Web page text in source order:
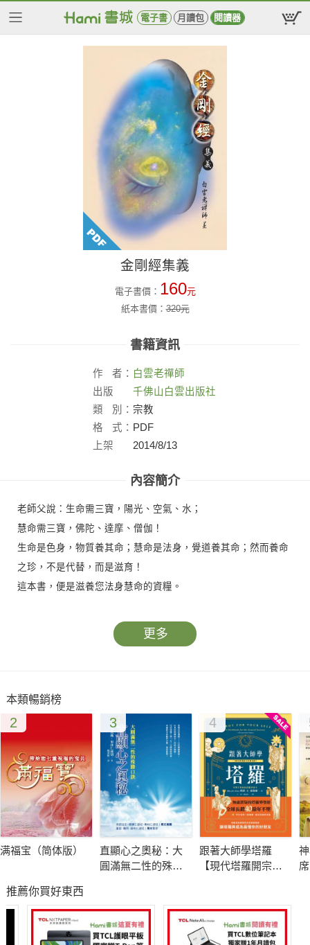
電子書 月讀包 閱讀器
金剛經集義
電子書價： 160元
紙本書價：320元
書籍資訊
作 者： 白雲老禪師
出版
社：
千佛山白雲出版社
類
別： 宗教
格
式： PDF
上架
2014/8/13
內容簡介
老師父說：生命需三寶，陽光、空氣、水；
慧命需三寶，佛陀、達摩、僧伽！
生命是色身，物質養其命；慧命是法身，覺道養其命；然而養命
之珍，不是代替，而是滋育！
這本書，便是滋養您法身慧命的資糧。
更多
本類暢銷榜
2
满福宝（简体版）
3
直顯心之奧秘：大
圓滿無二性的殊勝
4
跟著大師學塔羅
【現代塔羅開宗經
工具書
推薦你買好東西